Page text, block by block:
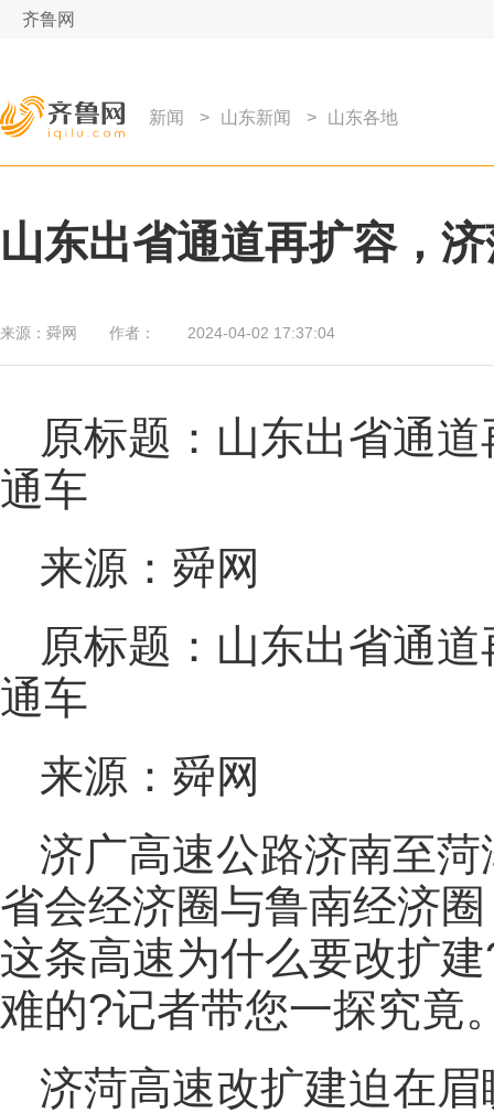
齐鲁网
新闻 > 山东新闻 > 山东各地
山东出省通道再扩容，
来源： 舜网 作者： 2024-04-02 17:37:04
原标题：山东出省通
通车
来源：舜网
原标题：山东出省通
通车
来源：舜网
济广高速公路济南至菏
省会经济圈与鲁南经济
这条高速为什么要改扩
难的?记者带您一探究竟
济菏高速改扩建迫在眉